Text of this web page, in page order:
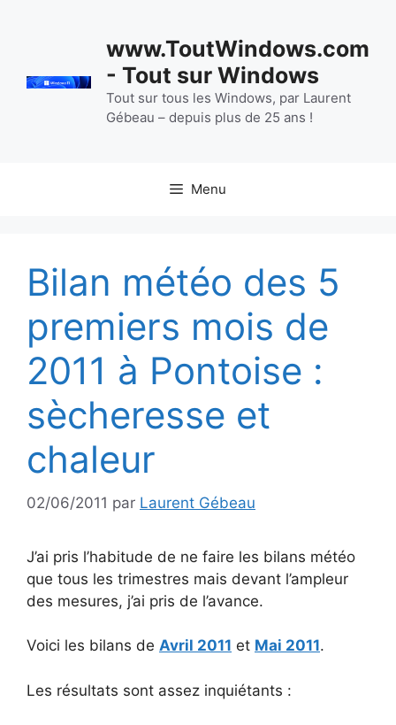
www.ToutWindows.com
- Tout sur Windows
Tout sur tous les Windows, par Laurent
Gébeau – depuis plus de 25 ans !
Menu
Bilan météo des 5
premiers mois de
2011 à Pontoise :
sècheresse et
chaleur
02/06/2011 par Laurent Gébeau
J’ai pris l’habitude de ne faire les bilans météo
que tous les trimestres mais devant l’ampleur
des mesures, j’ai pris de l’avance.
Voici les bilans de Avril 2011 et Mai 2011.
Les résultats sont assez inquiétants :